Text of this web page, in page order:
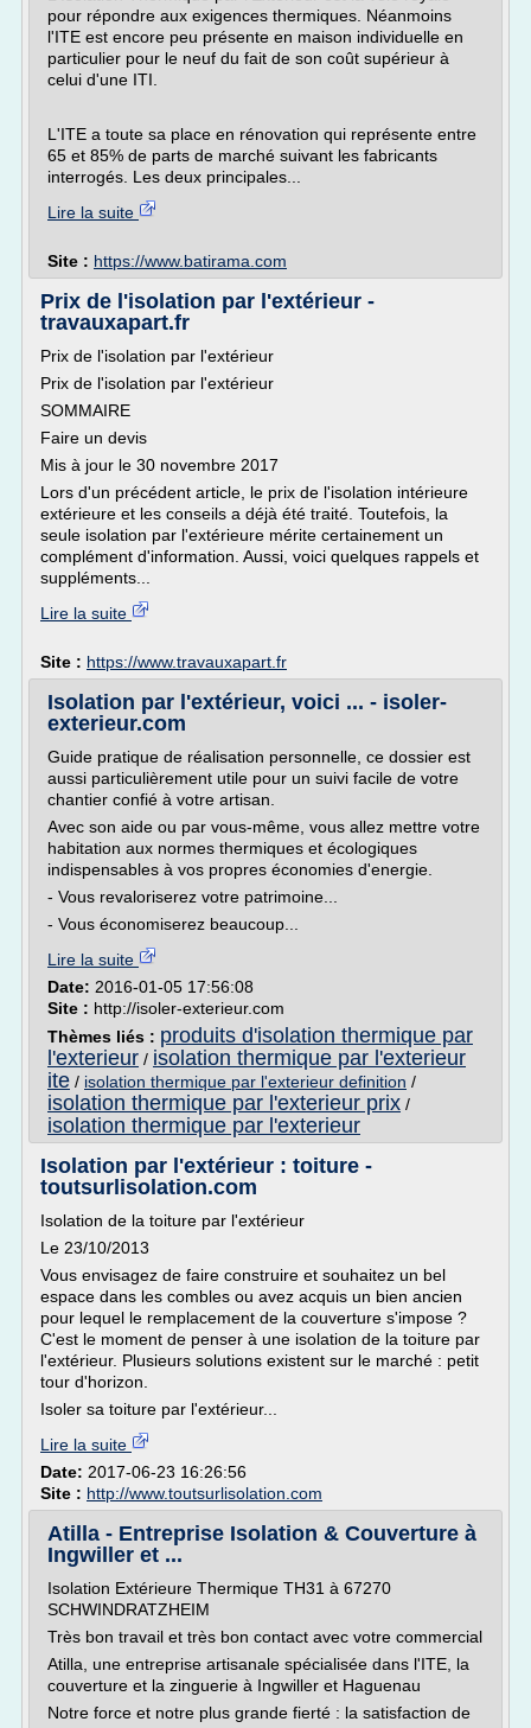
pour répondre aux exigences thermiques. Néanmoins
l'ITE est encore peu présente en maison individuelle en
particulier pour le neuf du fait de son coût supérieur à
celui d'une ITI.
L'ITE a toute sa place en rénovation qui représente entre
65 et 85% de parts de marché suivant les fabricants
interrogés. Les deux principales...
Lire la suite
Site : https://www.batirama.com
Prix de l'isolation par l'extérieur -
travauxapart.fr
Prix de l'isolation par l'extérieur
Prix de l'isolation par l'extérieur
SOMMAIRE
Faire un devis
Mis à jour le 30 novembre 2017
Lors d'un précédent article, le prix de l'isolation intérieure
extérieure et les conseils a déjà été traité. Toutefois, la
seule isolation par l'extérieure mérite certainement un
complément d'information. Aussi, voici quelques rappels et
suppléments...
Lire la suite
Site : https://www.travauxapart.fr
Isolation par l'extérieur, voici ... - isoler-
exterieur.com
Guide pratique de réalisation personnelle, ce dossier est
aussi particulièrement utile pour un suivi facile de votre
chantier confié à votre artisan.
Avec son aide ou par vous-même, vous allez mettre votre
habitation aux normes thermiques et écologiques
indispensables à vos propres économies d'energie.
- Vous revaloriserez votre patrimoine...
- Vous économiserez beaucoup...
Lire la suite
Date: 2016-01-05 17:56:08
Site : http://isoler-exterieur.com
Thèmes liés : produits d'isolation thermique par
l'exterieur / isolation thermique par l'exterieur
ite / isolation thermique par l'exterieur definition /
isolation thermique par l'exterieur prix /
isolation thermique par l'exterieur
Isolation par l'extérieur : toiture -
toutsurlisolation.com
Isolation de la toiture par l'extérieur
Le 23/10/2013
Vous envisagez de faire construire et souhaitez un bel
espace dans les combles ou avez acquis un bien ancien
pour lequel le remplacement de la couverture s'impose ?
C'est le moment de penser à une isolation de la toiture par
l'extérieur. Plusieurs solutions existent sur le marché : petit
tour d'horizon.
Isoler sa toiture par l'extérieur...
Lire la suite
Date: 2017-06-23 16:26:56
Site : http://www.toutsurlisolation.com
Atilla - Entreprise Isolation & Couverture à
Ingwiller et ...
Isolation Extérieure Thermique TH31 à 67270
SCHWINDRATZHEIM
Très bon travail et très bon contact avec votre commercial
Atilla, une entreprise artisanale spécialisée dans l'ITE, la
couverture et la zinguerie à Ingwiller et Haguenau
Notre force et notre plus grande fierté : la satisfaction de